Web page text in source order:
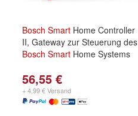
Bosch Smart Home Controller
II, Gateway zur Steuerung des
Bosch Smart Home Systems
56,55 €
+ 4,99 € Versand